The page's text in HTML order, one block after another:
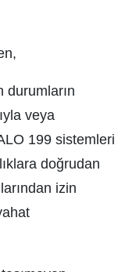
durumların
veya
199 sistemleri
doğrudan
izin